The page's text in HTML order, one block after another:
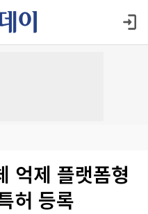
억제 플랫폼형
허 등록